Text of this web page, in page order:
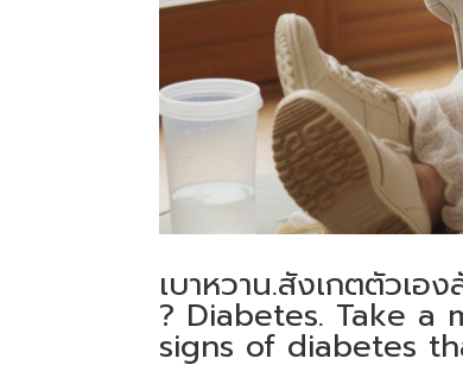
เบาหวาน.สังเกตตัวเ
? Diabetes. Take a
signs of diabetes